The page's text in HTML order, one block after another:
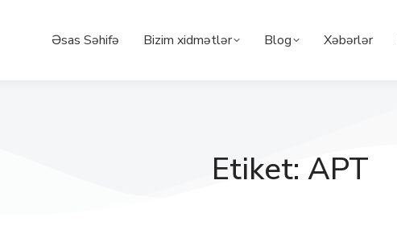
Əsas Səhifə Bizim xidmətlər Blog Xəbərlər
Etiket: APT